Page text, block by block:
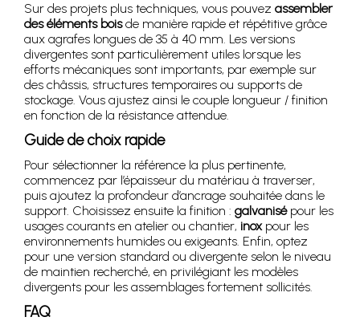
Sur des projets plus techniques, vous pouvez assembler
des éléments boisde manière rapide et répétitive grâce
aux agrafes longues de 35 à 40 mm. Les versions
divergentes sont particulièrement utiles lorsque les
efforts mécaniques sont importants, par exemple sur
des châssis, structures temporaires ou supports de
stockage. Vous ajustez ainsi le couple longueur / finition
en fonction de la résistance attendue.
Guide de choix rapide
Pour sélectionner la référence la plus pertinente,
commencez par l’épaisseur du matériau à traverser,
puis ajoutez la profondeur d’ancrage souhaitée dans le
support. Choisissez ensuite la finition : galvanisépour les
usages courants en atelier ou chantier, inoxpour les
environnements humides ou exigeants. Enfin, optez
pour une version standard ou divergente selon le niveau
de maintien recherché, en privilégiant les modèles
divergents pour les assemblages fortement sollicités.
FAQ